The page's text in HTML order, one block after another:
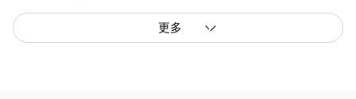
更多